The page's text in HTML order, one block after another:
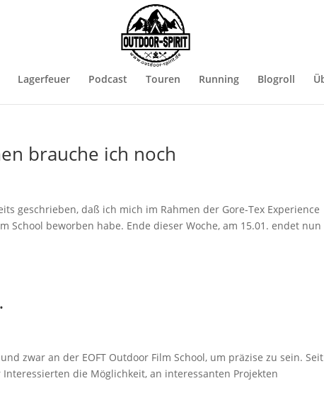
Lagerfeuer Podcast Touren Running Blogroll
brauche ich noch
geschrieben, daß ich mich im Rahmen der Gore-Tex Experience
School beworben habe. Ende dieser Woche, am 15.01. endet nun
zwar an der EOFT Outdoor Film School, um präzise zu sein. Seit
die Möglichkeit, an interessanten Projekten